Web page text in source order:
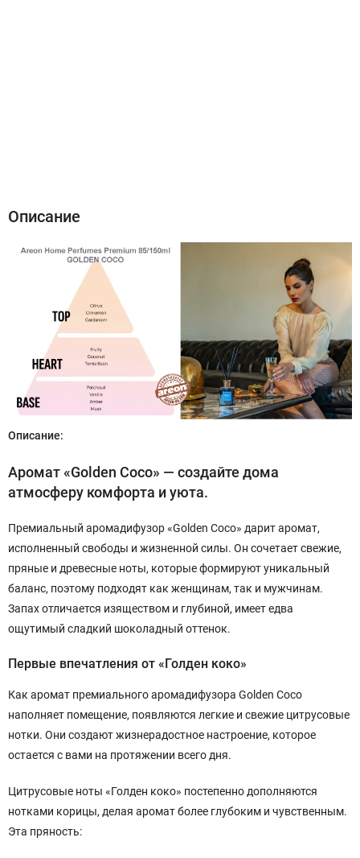
Описание
Описание:
Аромат «Golden Coco» — создайте дома
атмосферу комфорта и уюта.
Премиальный аромадифузор «Golden Coco» дарит аромат,
исполненный свободы и жизненной силы. Он сочетает свежие,
пряные и древесные ноты, которые формируют уникальный
баланс, поэтому подходят как женщинам, так и мужчинам.
Запах отличается изяществом и глубиной, имеет едва
ощутимый сладкий шоколадный оттенок.
Первые впечатления от «Голден коко»
Как аромат премиального аромадифузора Golden Coco
наполняет помещение, появляются легкие и свежие цитрусовые
нотки. Они создают жизнерадостное настроение, которое
остается с вами на протяжении всего дня.
Цитрусовые ноты «Голден коко» постепенно дополняются
нотками корицы, делая аромат более глубоким и чувственным.
Эта пряность: